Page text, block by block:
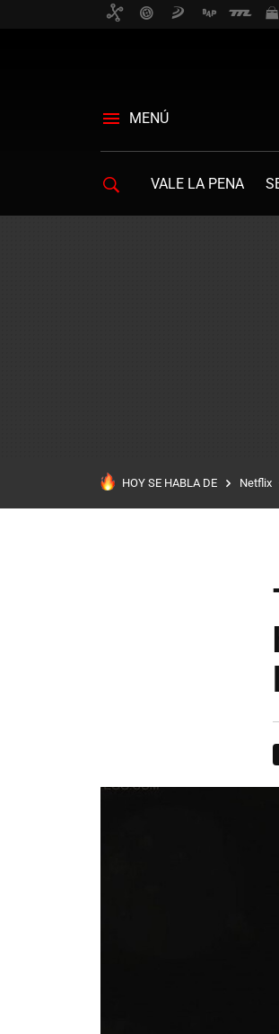
MENÚ
VALE LA PENA
HOY SE HABLA DE Netflix